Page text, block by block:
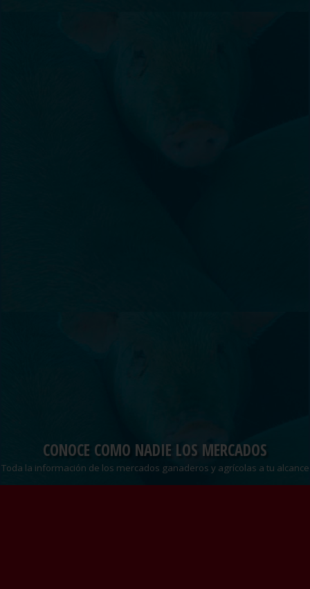
CONOCE COMO NADIE LOS MERCADOS
Toda la información de los mercados ganaderos y agrícolas a tu alcance